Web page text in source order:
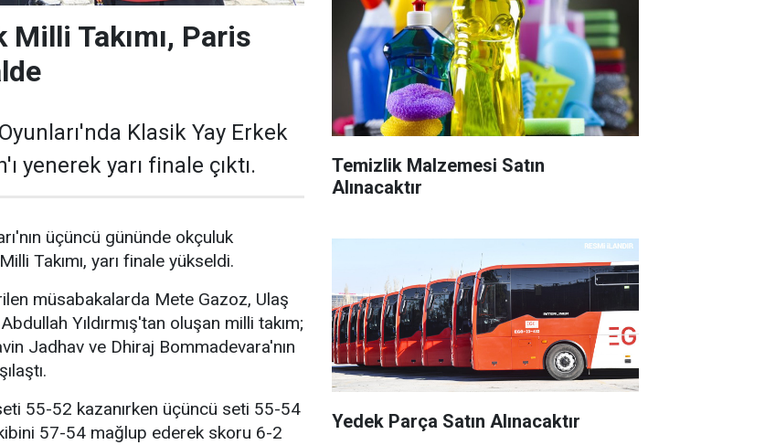
Milli Takımı, Paris
Klasik Yay Erkek
yenerek yarı finale çıktı.
üçüncü gününde okçuluk
Takımı, yarı finale yükseldi.
müsabakalarda Mete Gazoz, Ulaş
Yıldırmış'tan oluşan milli takım;
Jadhav ve Dhiraj Bommadevara'nın
55-52 kazanırken üçüncü seti 55-54
57-54 mağlup ederek skoru 6-2
Temizlik Malzemesi Satın
Alınacaktır
Yedek Parça Satın Alınacaktır